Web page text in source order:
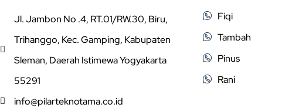
Jl. Jambon No .4, RT.01/RW.30, Biru,
Trihanggo, Kec. Gamping, Kabupaten
Sleman, Daerah Istimewa Yogyakarta
55291
info@pilarteknotama.co.id
Fiqi
Tambah
Pinus
Rani